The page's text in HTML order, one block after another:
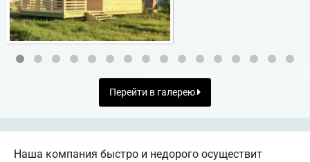
Перейти в галерею
Наша компания быстро и недорого осуществит